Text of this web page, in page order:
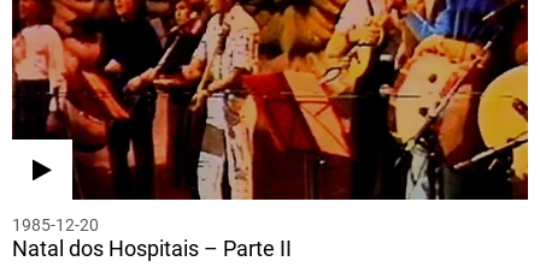
1985-12-20
Natal dos Hospitais – Parte II